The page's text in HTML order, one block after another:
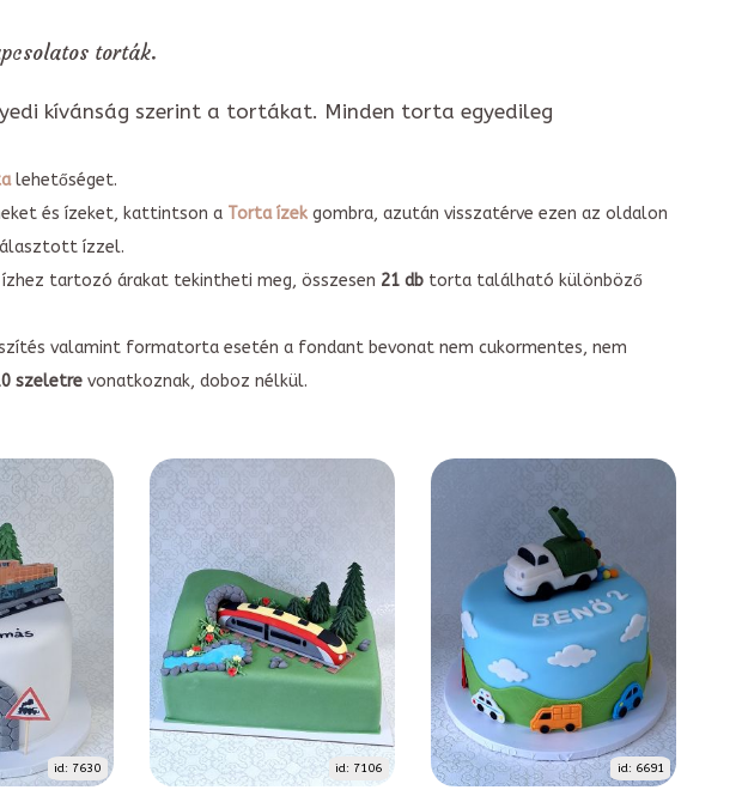
torták.
kívánság szerint a tortákat. Minden torta egyedileg
lehetőséget.
és ízeket, kattintson a Torta ízekgombra, azután visszatérve ezen az oldalon
ízzel.
tartozó árakat tekintheti meg, összesen 21 dbtorta található különböző
valamint formatorta esetén a fondant bevonat nem cukormentes, nem
szeletrevonatkoznak, doboz nélkül.
id: 7630 id: 7106 id: 6691